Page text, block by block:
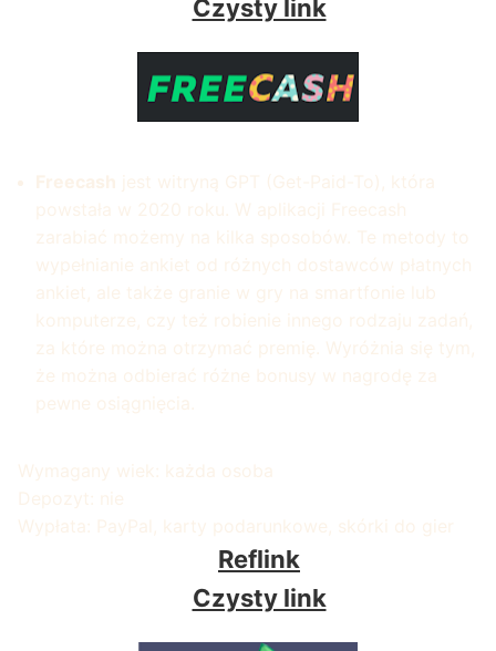
Czysty link
Freecash jest witryną GPT (Get-Paid-To), która
powstała w 2020 roku. W aplikacji Freecash
zarabiać możemy na kilka sposobów. Te metody to
wypełnianie ankiet od różnych dostawców płatnych
ankiet, ale także granie w gry na smartfonie lub
komputerze, czy też robienie innego rodzaju zadań,
za które można otrzymać premię. Wyróżnia się tym,
że można odbierać różne bonusy w nagrodę za
pewne osiągnięcia.
Wymagany wiek: każda osoba
Depozyt: nie
Wypłata: PayPal, karty podarunkowe, skórki do gier
Reflink
Czysty link